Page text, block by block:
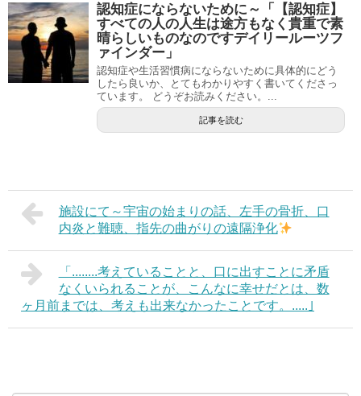
認知症にならないために～「【認知症】
すべての人の人生は途方もなく貴重で素
晴らしいものなのですデイリールーツフ
ァインダー」
認知症や生活習慣病にならないために具体的にどう
したら良いか、とてもわかりやすく書いてくださっ
ています。 どうぞお読みください。...
記事を読む
施設にて～宇宙の始まりの話、左手の骨折、口
内炎と難聴、指先の曲がりの遠隔浄化
「........考えていることと、口に出すことに矛盾
なくいられることが、こんなに幸せだとは、数
ヶ月前までは、考えも出来なかったことです。.....｣